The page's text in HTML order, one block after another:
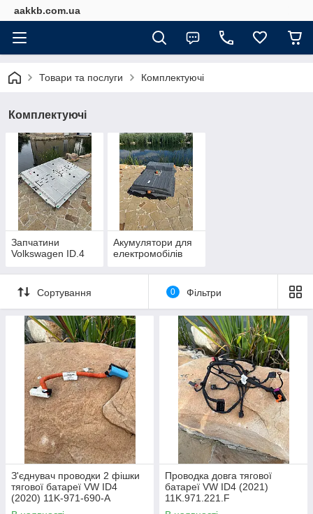
aakkb.com.ua
Товари та послуги Комплектуючі
Комплектуючі
Запчатини
Volkswagen ID.4
Акумулятори для
електромобілів
Сортування 0 Фільтри
З'єднувач проводки 2 фішки
тягової батареї VW ID4
(2020) 11K-971-690-A
Проводка довга тягової
батареї VW ID4 (2021)
11K.971.221.F